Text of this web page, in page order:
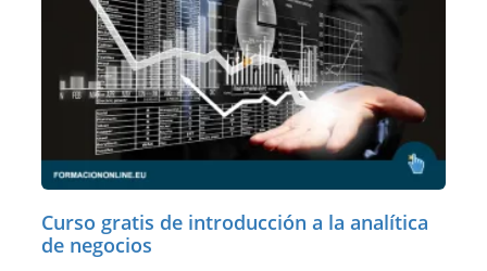
Curso gratis de introducción a la analítica
de negocios